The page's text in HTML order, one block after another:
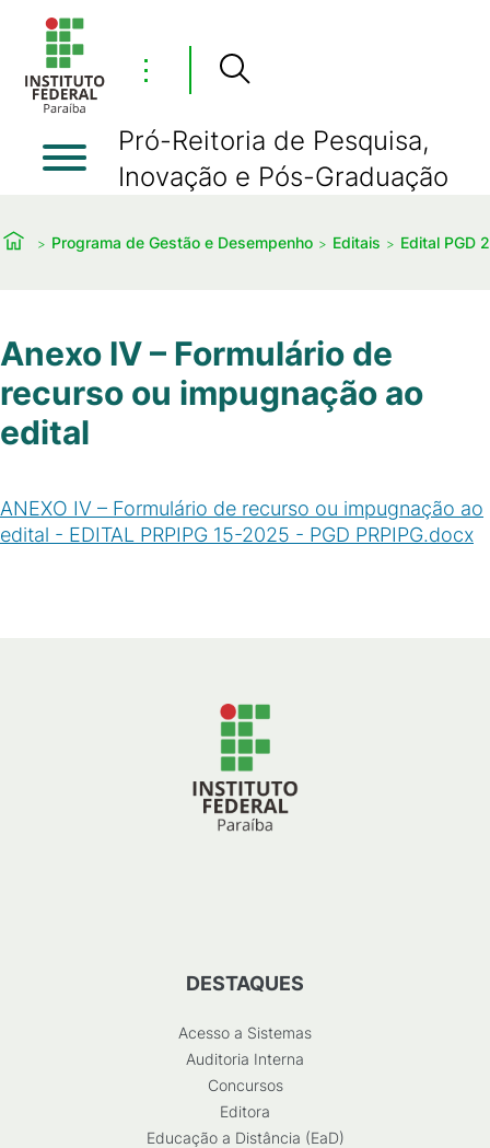
⋮
Pró-Reitoria de Pesquisa,
Inovação e Pós-Graduação
Programa de Gestão e Desempenho Editais Edital PGD
Anexo IV – Formulário de
recurso ou impugnação ao
edital
ANEXO IV – Formulário de recurso ou impugnação ao
edital - EDITAL PRPIPG 15-2025 - PGD PRPIPG.docx
DESTAQUES
Acesso a Sistemas
Auditoria Interna
Concursos
Editora
Educação a Distância (EaD)